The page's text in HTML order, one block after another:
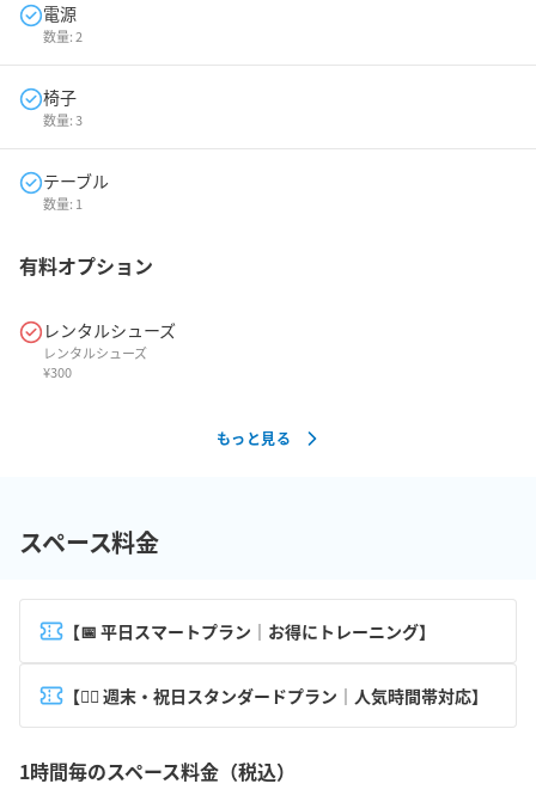
電源
数量:2
椅子
数量:3
テーブル
数量: 1
有料オプション
レンタルシューズ
レンタルシューズ
¥300
もっと見る
スペース料金
【📅 平日スマートプラン｜お得にトレーニング】
【🏋️‍♂️ 週末・祝日スタンダードプラン｜人気時間帯対応】
1時間毎のスペース料金（税込）